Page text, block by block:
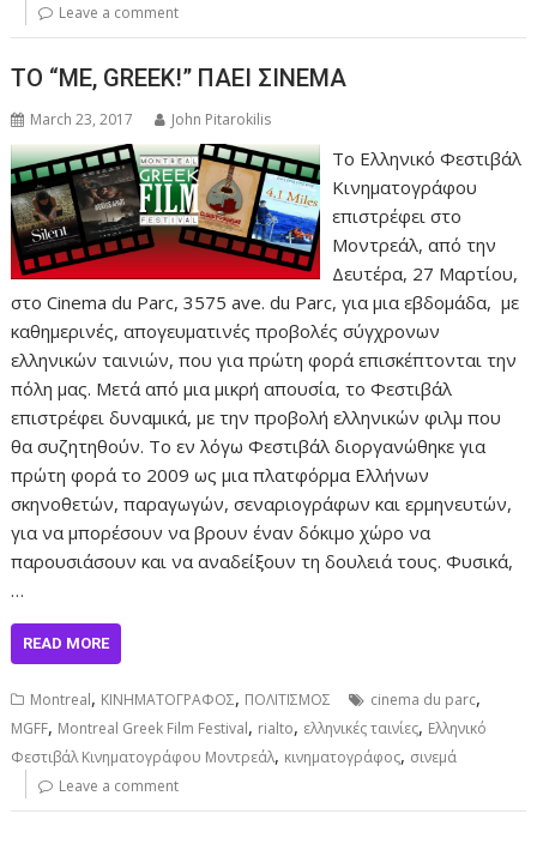
Leave a comment
TO “ME, GREEK!” ΠΑΕΙ ΣΙΝΕΜΑ
March 23, 2017 John Pitarokilis
Το Ελληνικό Φεστιβάλ
Κινηματογράφου
επιστρέφει στο
Μοντρεάλ, από την
Δευτέρα, 27 Μαρτίου,
στο Cinema du Parc, 3575 ave. du Parc, για μια εβδομάδα, με
καθημερινές, απογευματινές προβολές σύγχρονων
ελληνικών ταινιών, που για πρώτη φορά επισκέπτονται την
πόλη μας. Μετά από μια μικρή απουσία, το Φεστιβάλ
επιστρέφει δυναμικά, με την προβολή ελληνικών φιλμ που
θα συζητηθούν. Το εν λόγω Φεστιβάλ διοργανώθηκε για
πρώτη φορά το 2009 ως μια πλατφόρμα Ελλήνων
σκηνοθετών, παραγωγών, σεναριογράφων και ερμηνευτών,
για να μπορέσουν να βρουν έναν δόκιμο χώρο να
παρουσιάσουν και να αναδείξουν τη δουλειά τους. Φυσικά,
…
READ MORE
Montreal, ΚΙΝΗΜΑΤΟΓΡΑΦΟΣ, ΠΟΛΙΤΙΣΜΟΣ cinema du parc,
MGFF, Montreal Greek Film Festival, rialto, ελληνικές ταινίες, Ελληνικό
Φεστιβάλ Κινηματογράφου Μοντρεάλ, κινηματογράφος, σινεμά
Leave a comment